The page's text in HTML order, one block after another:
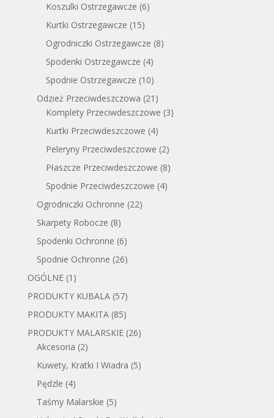
Koszulki Ostrzegawcze (6)
Kurtki Ostrzegawcze (15)
Ogrodniczki Ostrzegawcze (8)
Spodenki Ostrzegawcze (4)
Spodnie Ostrzegawcze (10)
Odzież Przeciwdeszczowa (21)
Komplety Przeciwdeszczowe (3)
Kurtki Przeciwdeszczowe (4)
Peleryny Przeciwdeszczowe (2)
Płaszcze Przeciwdeszczowe (8)
Spodnie Przeciwdeszczowe (4)
Ogrodniczki Ochronne (22)
Skarpety Robocze (8)
Spodenki Ochronne (6)
Spodnie Ochronne (26)
OGÓLNE (1)
PRODUKTY KUBALA (57)
PRODUKTY MAKITA (85)
PRODUKTY MALARSKIE (26)
Akcesoria (2)
Kuwety, Kratki I Wiadra (5)
Pędzle (4)
Taśmy Malarskie (5)